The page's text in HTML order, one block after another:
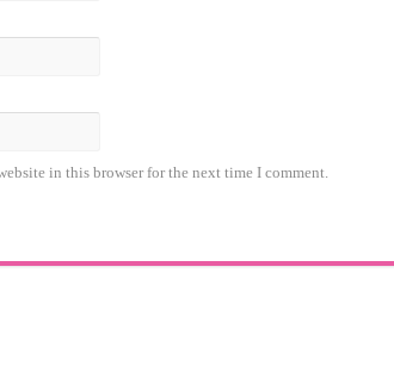
in this browser for the next time I comment.